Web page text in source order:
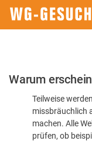
Bitte
dass
Warum
Teilweise
missbräuchlich
machen. Alle
prüfen, ob